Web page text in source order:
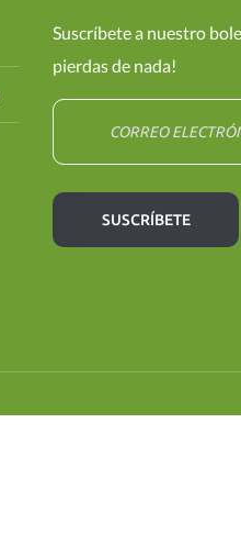
Suscríbete a nuestro
pierdas de nada!